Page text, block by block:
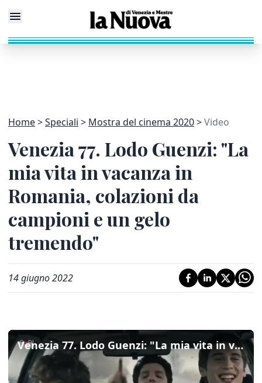
Home Speciali Mostra del cinema 2020 Video
Venezia 77. Lodo Guenzi: "La
mia vita in vacanza in
Romania, colazioni da
campioni e un gelo
tremendo"
14 giugno 2022
Venezia 77. Lodo Guenzi: "La mia vita in vacanza in Romania, colazioni da campioni e un gelo tremendo"